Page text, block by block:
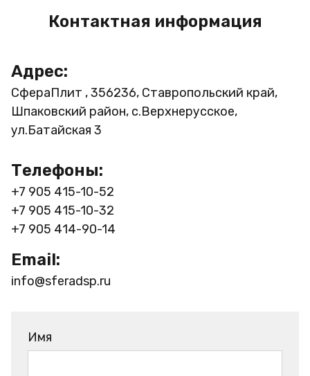
Контактная информация
Адрес:
СфераПлит , 356236, Ставропольский край,
Шпаковский район, с.Верхнерусское,
ул.Батайская 3
Телефоны:
+7 905 415-10-52
+7 905 415-10-32
+7 905 414-90-14
Email:
info@sferadsp.ru
Имя